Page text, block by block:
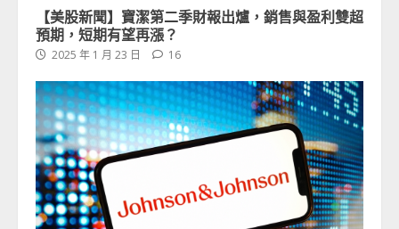
【美股新聞】寶潔第二季財報出爐，銷售與盈利雙超
預期，短期有望再漲？
2025 年 1 月 23 日 16